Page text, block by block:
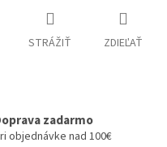
STRÁŽIŤ ZDIEĽAŤ
zadarmo
objednávke nad 100€